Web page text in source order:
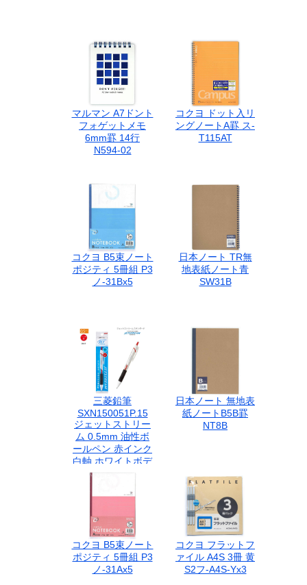
マルマン A7ドント
フォゲットメモ
6mm罫 14行
N594-02
コクヨ ドット入リ
ングノートA罫 ス-
T115AT
コクヨ B5束ノート
ポジティ 5冊組 P3
ノ-31Bx5
日本ノート TR無
地表紙ノート青
SW31B
三菱鉛筆
SXN150051P.15
ジェットストリー
ム 0.5mm 油性ボ
ールペン 赤インク
白軸 ホワイトボデ
ィ なめらか 速乾
用品 1本入 看護師
験 勉強 三菱 uni
JETSTREAM
日本ノート 無地表
紙ノートB5B罫
NT8B
コクヨ B5束ノート
ポジティ 5冊組 P3
ノ-31Ax5
コクヨ フラットフ
ァイル A4S 3冊 黄
S2フ-A4S-Yx3